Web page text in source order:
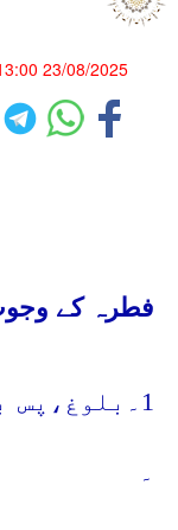
23/08/2025 20:13:00
فطرہ کے
۔